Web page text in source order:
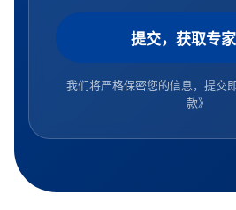
提交，获取专
我们将严格保密您的信息，提交
款》